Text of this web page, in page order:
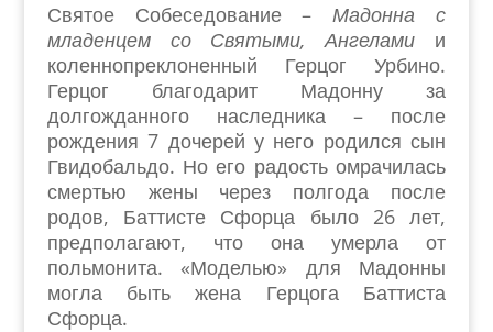
Святое Собеседование –Мадонна с
младенцем со Святыми, Ангелами и
коленнопреклоненный Герцог Урбино.
Герцог благодарит Мадонну за
долгожданного наследника – после
рождения 7 дочерей у него родился сын
Гвидобальдо. Но его радость омрачилась
смертью жены через полгода после
родов, Баттисте Сфорца было 26 лет,
предполагают, что она умерла от
польмонита. «Моделью» для Мадонны
могла быть жена Герцога Баттиста
Сфорца.